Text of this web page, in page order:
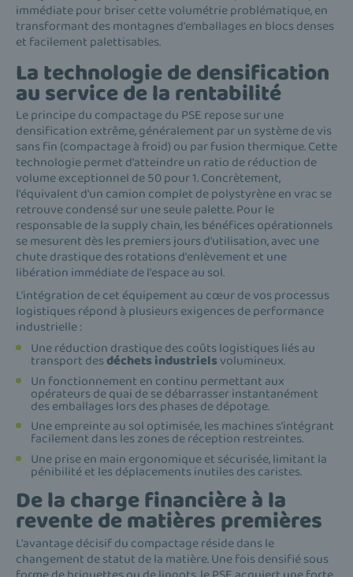
immédiate pour briser cette volumétrie problématique, en
transformant des montagnes d'emballages en blocs denses
et facilement palettisables.
La technologie de densification
au service de la rentabilité
Le principe du compactage du PSE repose sur une
densification extrême, généralement par un système de vis
sans fin (compactage à froid) ou par fusion thermique. Cette
technologie permet d'atteindre un ratio de réduction de
volume exceptionnel de 50 pour 1. Concrètement,
l'équivalent d'un camion complet de polystyrène en vrac se
retrouve condensé sur une seule palette. Pour le
responsable de la supply chain, les bénéfices opérationnels
se mesurent dès les premiers jours d'utilisation, avec une
chute drastique des rotations d'enlèvement et une
libération immédiate de l'espace au sol.
L'intégration de cet équipement au cœur de vos processus
logistiques répond à plusieurs exigences de performance
industrielle :
Une réduction drastique des coûts logistiques liés au
transport desdéchets industriels volumineux.
Un fonctionnement en continu permettant aux
opérateurs de quai de se débarrasser instantanément
des emballages lors des phases de dépotage.
Une empreinte au sol optimisée, les machines s'intégrant
facilement dans les zones de réception restreintes.
Une prise en main ergonomique et sécurisée, limitant la
pénibilité et les déplacements inutiles des caristes.
De la charge financière à la
revente de matières premières
L'avantage décisif du compactage réside dans le
changement de statut de la matière. Une fois densifié sous